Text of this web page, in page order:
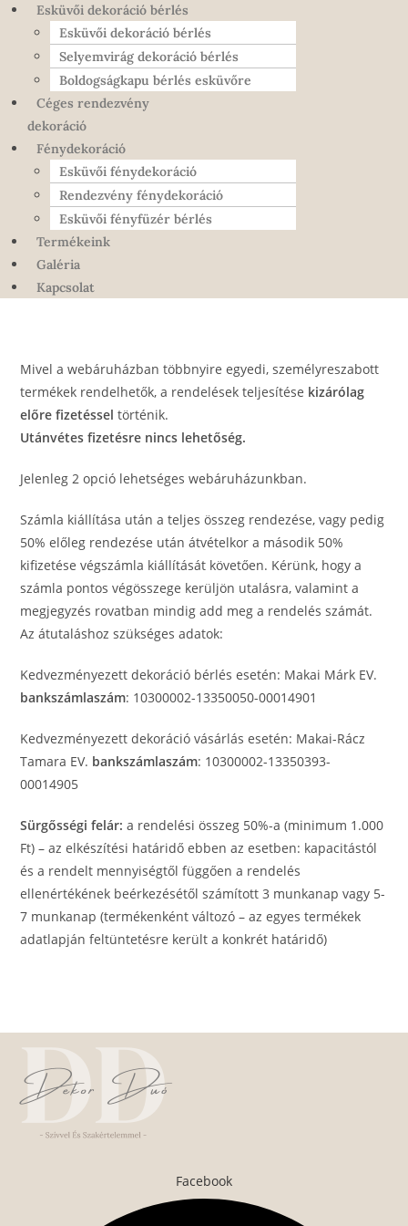
Esküvői dekoráció bérlés
Esküvői dekoráció bérlés
Selyemvirág dekoráció bérlés
Boldogságkapu bérlés esküvőre
Céges rendezvény
dekoráció
Fénydekoráció
Esküvői fénydekoráció
Rendezvény fénydekoráció
Esküvői fényfüzér bérlés
Termékeink
Galéria
Kapcsolat
Mivel a webáruházban többnyire egyedi, személyreszabott
termékek rendelhetők, a rendelések teljesítése kizárólag
előre fizetéssel történik.
Utánvétes fizetésre nincs lehetőség.
Jelenleg 2 opció lehetséges webáruházunkban.
Számla kiállítása után a teljes összeg rendezése, vagy pedig
50% előleg rendezése után átvételkor a második 50%
kifizetése végszámla kiállítását követően. Kérünk, hogy a
számla pontos végösszege kerüljön utalásra, valamint a
megjegyzés rovatban mindig add meg a rendelés számát.
Az átutaláshoz szükséges adatok:
Kedvezményezett dekoráció bérlés esetén: Makai Márk EV.
bankszámlaszám: 10300002-13350050-00014901
Kedvezményezett dekoráció vásárlás esetén: Makai-Rácz
Tamara EV. bankszámlaszám: 10300002-13350393-
00014905
Sürgősségi felár: a rendelési összeg 50%-a (minimum 1.000
Ft) – az elkészítési határidő ebben az esetben: kapacitástól
és a rendelt mennyiségtől függően a rendelés
ellenértékének beérkezésétől számított 3 munkanap vagy 5-
7 munkanap (termékenként változó – az egyes termékek
adatlapján feltüntetésre került a konkrét határidő)
Facebook